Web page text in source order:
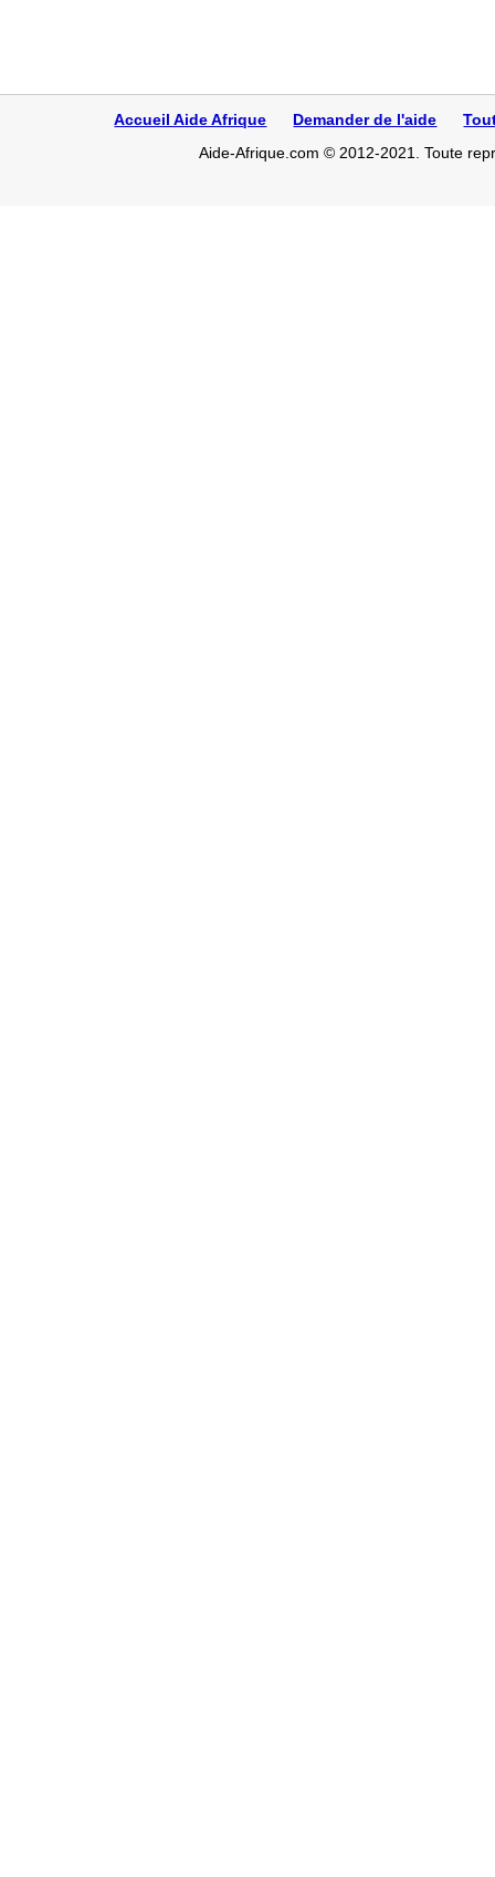
Accueil Aide Afrique Demander de l'aide
Aide-Afrique.com © 2012-2021. Toute